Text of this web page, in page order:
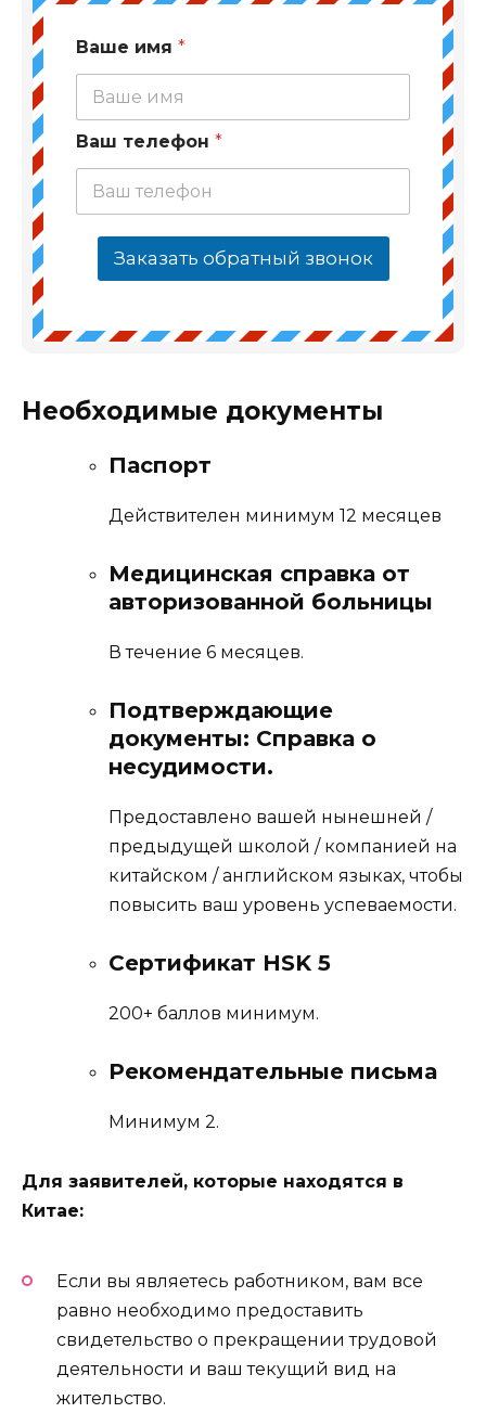
Ваше имя *
Ваш телефон *
Заказать обратный звонок
Необходимые документы
Паспорт
Действителен минимум 12 месяцев
Медицинская справка от
авторизованной больницы
В течение 6 месяцев.
Подтверждающие
документы: Справка о
несудимости.
Предоставлено вашей нынешней /
предыдущей школой / компанией на
китайском / английском языках, чтобы
повысить ваш уровень успеваемости.
Сертификат HSK 5
200+ баллов минимум.
Рекомендательные письма
Минимум 2.
Для заявителей, которые находятся в
Китае:
Если вы являетесь работником, вам все
равно необходимо предоставить
свидетельство о прекращении трудовой
деятельности и ваш текущий вид на
жительство.